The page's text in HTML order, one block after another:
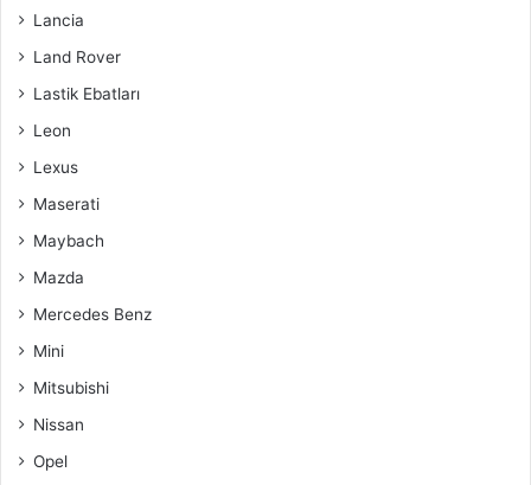
Lancia
Land Rover
Lastik Ebatları
Leon
Lexus
Maserati
Maybach
Mazda
Mercedes Benz
Mini
Mitsubishi
Nissan
Opel